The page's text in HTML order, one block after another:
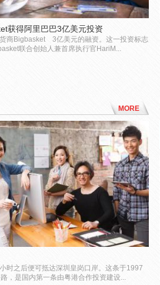
获得阿里巴巴3亿美元投资
商Bigbasket 3亿美元的融资。这一投资标志
联合创始人兼首席执行官HariM...
MORE
时之后便可抵达深圳皇岗口岸。这条于1997
，是国内第一条由粤港合作投资建设...